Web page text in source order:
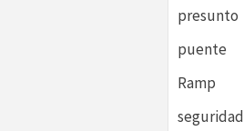
presunto
puente
Ramp
seguridad